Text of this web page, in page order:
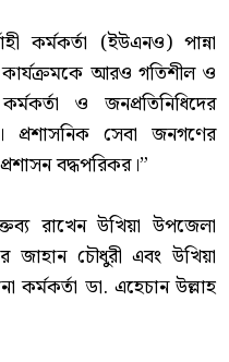
কর্মকর্তা (ইউএনও) পান্না
আরও গতিশীল ও
ও জনপ্রতিনিধিদের
সেবা জনগণের
বদ্ধপরিকর।”
রাখেন উখিয়া উপজেলা
জাহান চৌধুরী এবং উখিয়া
কর্মকর্তা ডা. এহেচান উল্লাহ